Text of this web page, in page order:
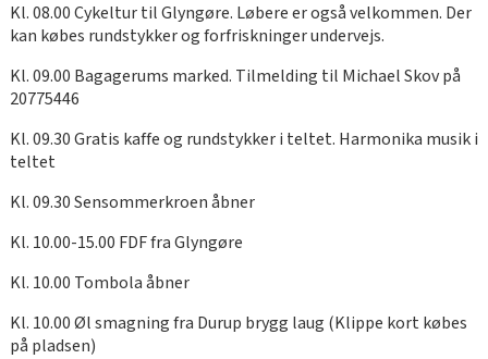
Kl. 08.00 Cykeltur til Glyngøre. Løbere er også velkommen. Der
kan købes rundstykker og forfriskninger undervejs.
Kl. 09.00 Bagagerums marked. Tilmelding til Michael Skov på
20775446
Kl. 09.30 Gratis kaffe og rundstykker i teltet. Harmonika musik i
teltet
Kl. 09.30 Sensommerkroen åbner
Kl. 10.00-15.00 FDF fra Glyngøre
Kl. 10.00 Tombola åbner
Kl. 10.00 Øl smagning fra Durup brygg laug (Klippe kort købes
på pladsen)